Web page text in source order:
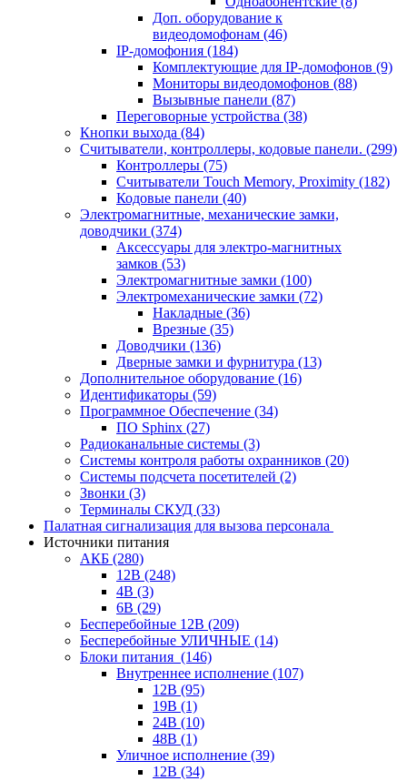
Доп. оборудование к
видеодомофонам (46)
IP-домофония (184)
Комплектующие для IP-домофонов (9)
Мониторы видеодомофонов (88)
Вызывные панели (87)
Переговорные устройства (38)
Кнопки выхода (84)
Считыватели, контроллеры, кодовые панели. (299)
Контроллеры (75)
Считыватели Touch Memory, Proximity (182)
Кодовые панели (40)
Электромагнитные, механические замки,
доводчики (374)
Аксессуары для электро-магнитных
замков (53)
Электромагнитные замки (100)
Электромеханические замки (72)
Накладные (36)
Врезные (35)
Доводчики (136)
Дверные замки и фурнитура (13)
Дополнительное оборудование (16)
Идентификаторы (59)
Программное Обеспечение (34)
ПО Sphinx (27)
Радиоканальные системы (3)
Системы контроля работы охранников (20)
Системы подсчета посетителей (2)
Звонки (3)
Терминалы СКУД (33)
Палатная сигнализация для вызова персонала
Источники питания
АКБ (280)
12В (248)
4В (3)
6В (29)
Бесперебойные 12В (209)
Бесперебойные УЛИЧНЫЕ (14)
Блоки питания (146)
Внутреннее исполнение (107)
12В (95)
19В (1)
24В (10)
48В (1)
Уличное исполнение (39)
12В (34)